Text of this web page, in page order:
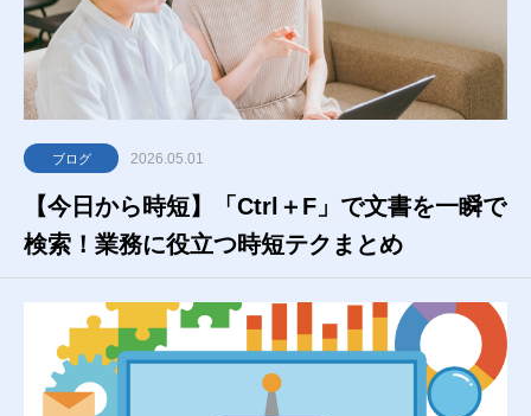
ブログ 2026.05.01
【今日から時短】「Ctrl＋F」で文書を一瞬で
検索！業務に役立つ時短テクまとめ